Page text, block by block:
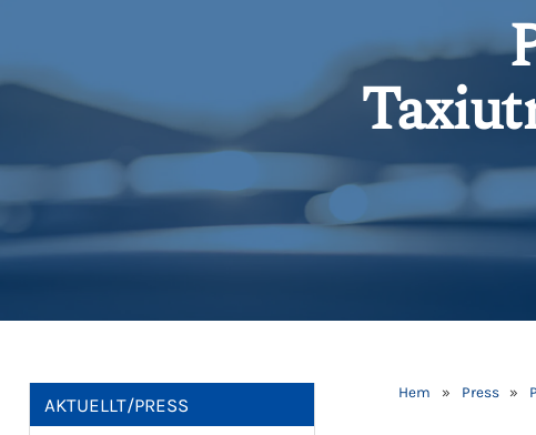
AKTUELLT/PRESS
Hem » Press »